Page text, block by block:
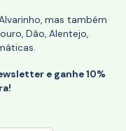
mas também
Dão, Alentejo,
e ganhe 10%